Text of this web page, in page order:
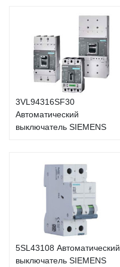
3VL94316SF30
Автоматический
выключатель SIEMENS
5SL43108 Автоматический
выключатель SIEMENS